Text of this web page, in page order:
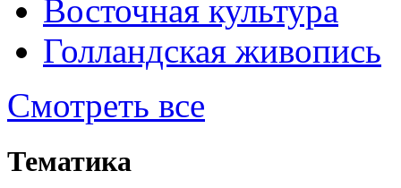
Восточная культура
Голландская живопись
Смотреть все
Тематика